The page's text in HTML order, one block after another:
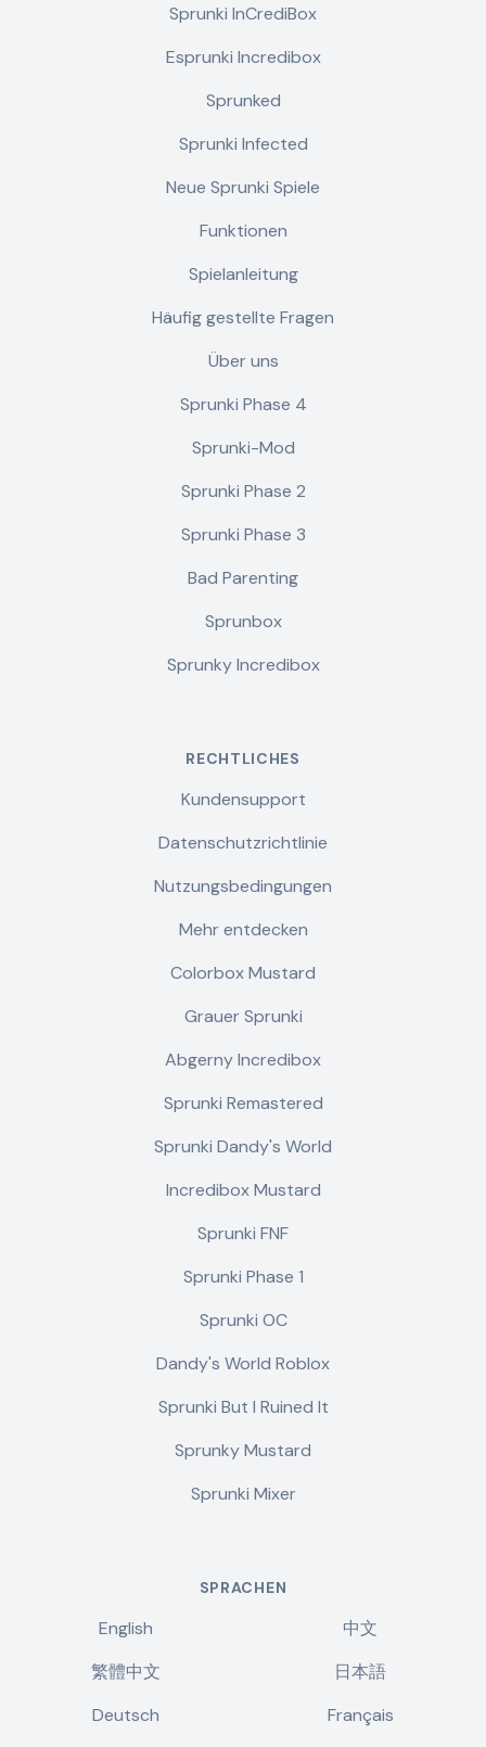
Sprunki InCrediBox
Esprunki Incredibox
Sprunked
Sprunki Infected
Neue Sprunki Spiele
Funktionen
Spielanleitung
Häufig gestellte Fragen
Über uns
Sprunki Phase 4
Sprunki-Mod
Sprunki Phase 2
Sprunki Phase 3
Bad Parenting
Sprunbox
Sprunky Incredibox
RECHTLICHES
Kundensupport
Datenschutzrichtlinie
Nutzungsbedingungen
Mehr entdecken
Colorbox Mustard
Grauer Sprunki
Abgerny Incredibox
Sprunki Remastered
Sprunki Dandy's World
Incredibox Mustard
Sprunki FNF
Sprunki Phase 1
Sprunki OC
Dandy's World Roblox
Sprunki But I Ruined It
Sprunky Mustard
Sprunki Mixer
SPRACHEN
English
中文
繁體中文
日本語
Deutsch
Français